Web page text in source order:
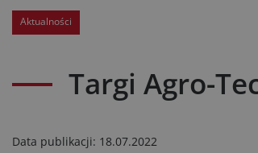
Aktualności
Targi Agro-
Data publikacji: 18.07.2022